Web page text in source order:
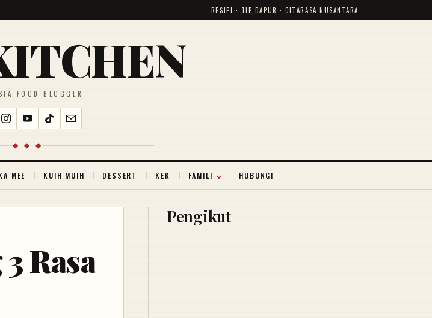
RESIPI · TIP DAPUR · CITARASA NUSANTARA
FOOD BLOGGER
◆ ◆ ◆
MEE KUIH MUIH DESSERT KEK FAMILI HUBUNGI
Rasa
Pengikut